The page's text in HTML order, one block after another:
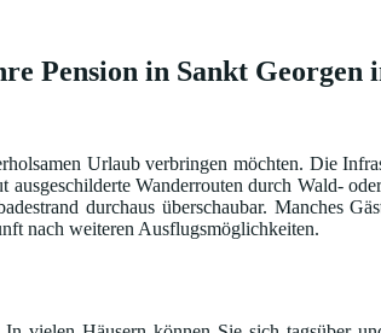
Pension in Sankt Georgen
Urlaub verbringen möchten. Die
Wanderrouten durch Wald-
durchaus überschaubar. Manches
nach weiteren Ausflugsmöglichkeiten.